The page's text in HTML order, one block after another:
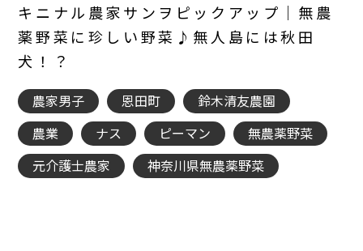
キニナル農家サンヲピックアップ｜無農
薬野菜に珍しい野菜♪無人島には秋田
犬！？
農家男子 恩田町
鈴木清友農園
農業
ナス ピーマン
無農薬野菜
元介護士農家
神奈川県無農薬野菜